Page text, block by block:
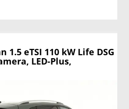
drucken
1.5 eTSI 110 kW Life DSG
LED-Plus,